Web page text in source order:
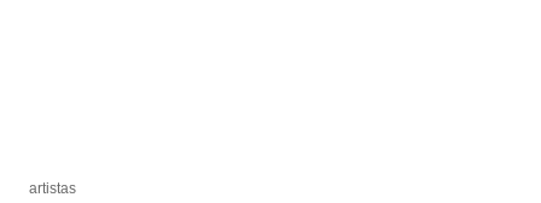
artistas
artistas